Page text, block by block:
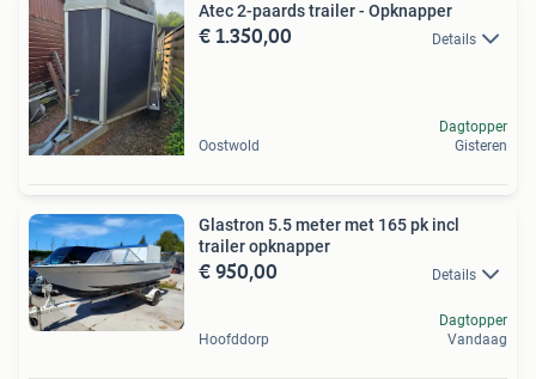
Atec 2-paards trailer - Opknapper
€ 1.350,00 Details
Oostwold
Dagtopper
Gisteren
Glastron 5.5 meter met 165 pk incl
trailer opknapper
€ 950,00 Details
Hoofddorp
Dagtopper
Vandaag